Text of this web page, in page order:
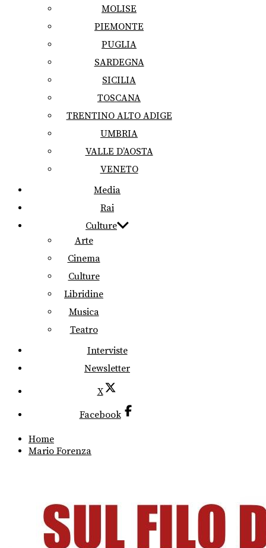
MOLISE
PIEMONTE
PUGLIA
SARDEGNA
SICILIA
TOSCANA
TRENTINO ALTO ADIGE
UMBRIA
VALLE D’AOSTA
VENETO
Media
Rai
Culture
Arte
Cinema
Culture
Libridine
Musica
Teatro
Interviste
Newsletter
X
Facebook
Home
Mario Forenza